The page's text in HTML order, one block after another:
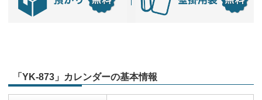
「YK-873」カレンダーの基本情報